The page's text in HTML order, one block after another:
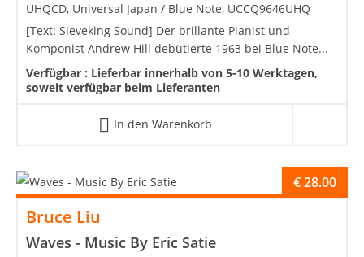
UHQCD, Universal Japan / Blue Note, UCCQ9646UHQ
[Text: Sieveking Sound] Der brillante Pianist und
Komponist Andrew Hill debütierte 1963 bei Blue Note...
Verfügbar : Lieferbar innerhalb von 5-10 Werktagen,
soweit verfügbar beim Lieferanten
In den Warenkorb
Bruce Liu
Waves - Music By Eric Satie
€28.00